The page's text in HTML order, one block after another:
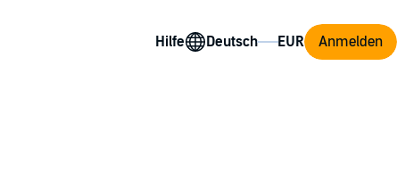
Hilfe Anmelden